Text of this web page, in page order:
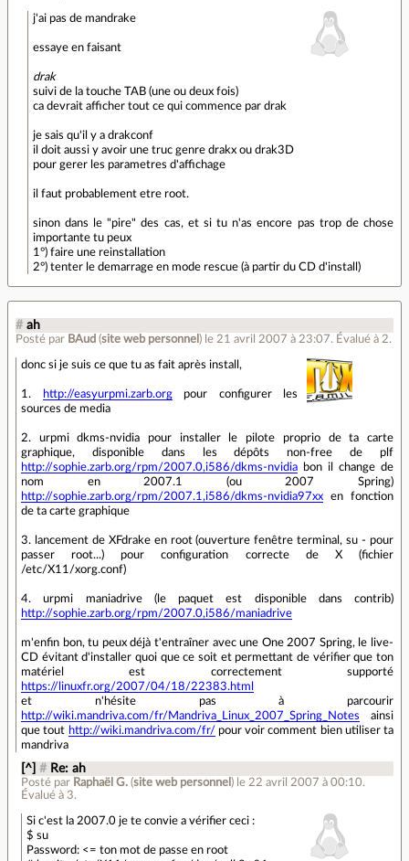
j'ai pas de mandrake
essaye en faisant
drak
suivi de la touche TAB (une ou deux fois)
ca devrait afficher tout ce qui commence par drak
je sais qu'il y a drakconf
il doit aussi y avoir une truc genre drakx ou drak3D
pour gerer les parametres d'affichage
il faut probablement etre root.
sinon dans le "pire" des cas, et si tu n'as encore pas trop de chose
importante tu peux
1°) faire une reinstallation
2°) tenter le demarrage en mode rescue (à partir du CD d'install)
# ah
Posté par BAud (site web personnel ) le 21 avril 2007 à 23:07. Évalué à 2.
donc si je suis ce que tu as fait après install,
1. http://easyurpmi.zarb.orgpour configurer les
sources de media
2. urpmi dkms-nvidia pour installer le pilote proprio de ta carte
graphique, disponible dans les dépôts non-free de plf
http://sophie.zarb.org/rpm/2007.0,i586/dkms-nvidia bon il change de
nom en 2007.1 (ou 2007 Spring)
http://sophie.zarb.org/rpm/2007.1,i586/dkms-nvidia97xx en fonction
de ta carte graphique
3. lancement de XFdrake en root (ouverture fenêtre terminal, su - pour
passer root...) pour configuration correcte de X (fichier
/etc/X11/xorg.conf)
4. urpmi maniadrive (le paquet est disponible dans contrib)
http://sophie.zarb.org/rpm/2007.0,i586/maniadrive
m'enfin bon, tu peux déjà t'entraîner avec une One 2007 Spring, le live-
CD évitant d'installer quoi que ce soit et permettant de vérifier que ton
matériel est correctement supporté
https://linuxfr.org/2007/04/18/22383.html
et n'hésite pas à parcourir
http://wiki.mandriva.com/fr/Mandriva_Linux_2007_Spring_Notes ainsi
que tout http://wiki.mandriva.com/fr/ pour voir comment bien utiliser ta
mandriva
[^] # Re: ah
Posté par Raphaël G. (site web personnel ) le 22 avril 2007 à 00:10.
Évalué à 3.
Si c'est la 2007.0 je te convie a vérifier ceci :
$ su
Password: <= ton mot de passe en root